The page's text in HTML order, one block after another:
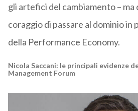
gli artefici del cambiamento –
coraggio di passare al dominio
della Performance Economy.
Nicola Saccani: le principali evidenze
Management Forum